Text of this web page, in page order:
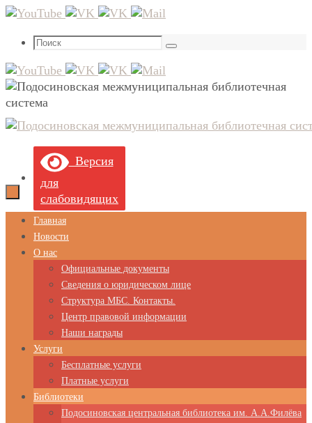
Перейти
содержимому
Что
Поиск
Версия
для
слабовидящих
Перейти
содержимому
Главная
Новости
О нас
Официальные документы
Сведения о юридическом лице
Структура МБС. Контакты.
Центр правовой информации
Наши награды
Услуги
Бесплатные услуги
Платные услуги
Библиотеки
Подосиновская центральная библиотека им. А.А.Филёва